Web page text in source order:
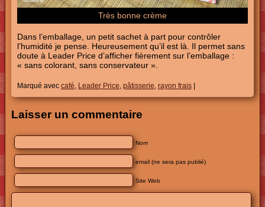
Très bonne crème
Dans l’emballage, un petit sachet à part pour contrôler
l’humidité je pense. Heureusement qu’il est là. Il permet sans
doute à Leader Price d’afficher fièrement sur l’emballage :
« sans colorant, sans conservateur ».
Marqué avec café, Leader Price, pâtisserie, rayon frais
Laisser un commentaire
Nom
email (ne sera pas publié)
Site Web